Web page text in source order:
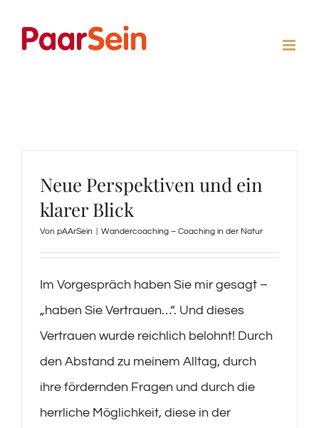
Inhalt
Neue Perspektiven und ein
klarer Blick
Von pAArSein Wandercoaching – Coaching in der Natur
Im Vorgespräch haben Sie mir gesagt –
„haben Sie Vertrauen…“. Und dieses
Vertrauen wurde reichlich belohnt! Durch
den Abstand zu meinem Alltag, durch
ihre fördernden Fragen und durch die
herrliche Möglichkeit, diese in der